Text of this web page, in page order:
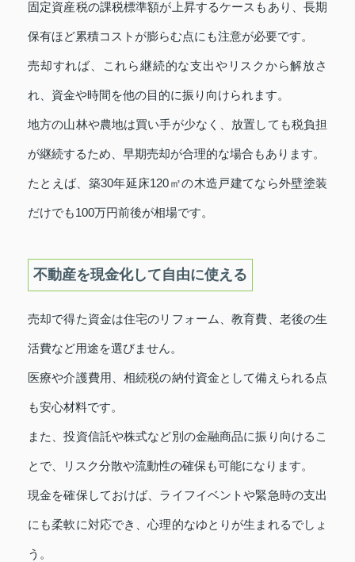
固定資産税の課税標準額が上昇するケースもあり、長期
保有ほど累積コストが膨らむ点にも注意が必要です。
売却すれば、これら継続的な支出やリスクから解放さ
れ、資金や時間を他の目的に振り向けられます。
地方の山林や農地は買い手が少なく、放置しても税負担
が継続するため、早期売却が合理的な場合もあります。
たとえば、築30年延床120㎡の木造戸建てなら外壁塗装
だけでも100万円前後が相場です。
不動産を現金化して自由に使える
売却で得た資金は住宅のリフォーム、教育費、老後の生
活費など用途を選びません。
医療や介護費用、相続税の納付資金として備えられる点
も安心材料です。
また、投資信託や株式など別の金融商品に振り向けるこ
とで、リスク分散や流動性の確保も可能になります。
現金を確保しておけば、ライフイベントや緊急時の支出
にも柔軟に対応でき、心理的なゆとりが生まれるでしょ
う。